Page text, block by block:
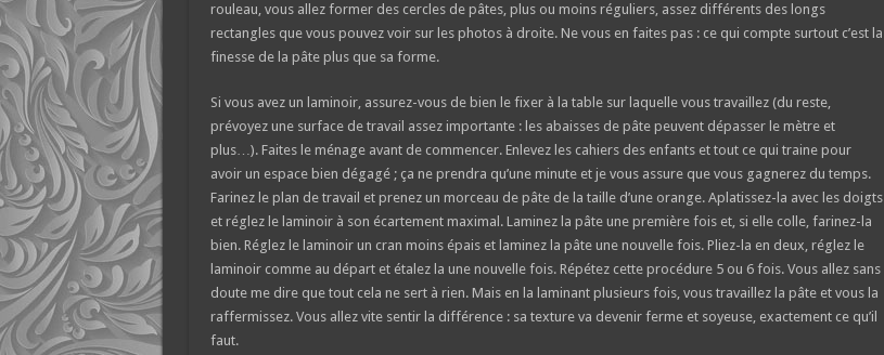
rouleau, vous allez former des cercles de pâtes, plus ou moins réguliers, assez différents des longs
rectangles que vous pouvez voir sur les photos à droite. Ne vous en faites pas : ce qui compte surtout c’est la
finesse de la pâte plus que sa forme.
Si vous avez un laminoir, assurez-vous de bien le fixer à la table sur laquelle vous travaillez (du reste,
prévoyez une surface de travail assez importante : les abaisses de pâte peuvent dépasser le mètre et
plus…). Faites le ménage avant de commencer. Enlevez les cahiers des enfants et tout ce qui traine pour
avoir un espace bien dégagé ; ça ne prendra qu’une minute et je vous assure que vous gagnerez du temps.
Farinez le plan de travail et prenez un morceau de pâte de la taille d’une orange. Aplatissez-la avec les doigts
et réglez le laminoir à son écartement maximal. Laminez la pâte une première fois et, si elle colle, farinez-la
bien. Réglez le laminoir un cran moins épais et laminez la pâte une nouvelle fois. Pliez-la en deux, réglez le
laminoir comme au départ et étalez la une nouvelle fois. Répétez cette procédure 5 ou 6 fois. Vous allez sans
doute me dire que tout cela ne sert à rien. Mais en la laminant plusieurs fois, vous travaillez la pâte et vous la
raffermissez. Vous allez vite sentir la différence : sa texture va devenir ferme et soyeuse, exactement ce qu’il
faut.